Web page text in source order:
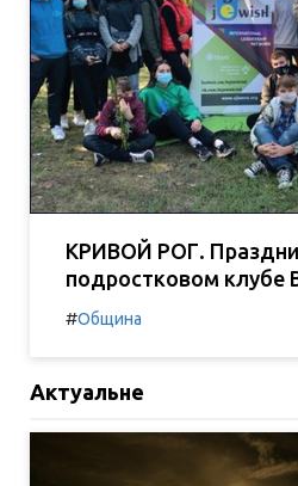
КРИВОЙ РОГ.
подростковом клубе
#Община
Актуальне